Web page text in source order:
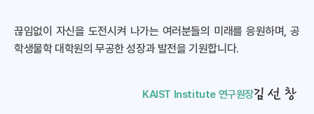
끊임없이 자신을 도전시켜 나가는 여러분들의 미래를 응원하며, 공
학생물학 대학원의 무공한 성장과 발전을 기원합니다.
KAIST Institute 연구원장김선창